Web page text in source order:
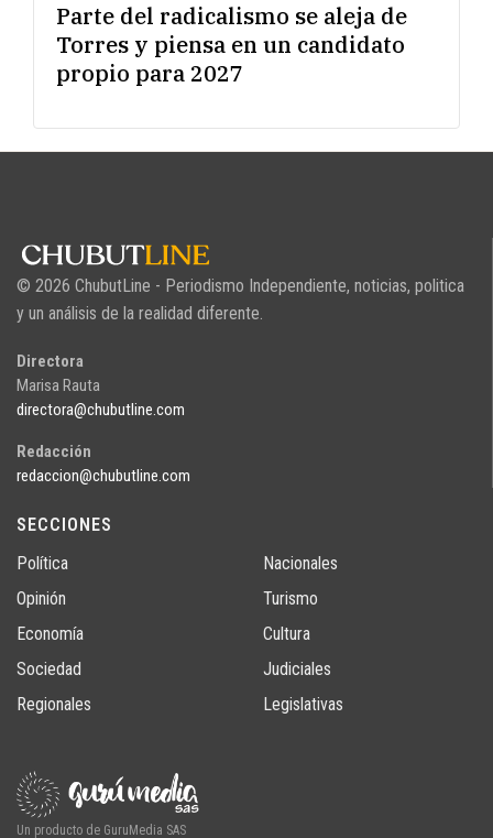
Parte del radicalismo se aleja de
Torres y piensa en un candidato
propio para 2027
© 2026 ChubutLine - Periodismo Independiente, noticias, politica
y un análisis de la realidad diferente.
Directora
Marisa Rauta
directora@chubutline.com
Redacción
redaccion@chubutline.com
SECCIONES
Política
Opinión
Economía
Sociedad
Regionales
Nacionales
Turismo
Cultura
Judiciales
Legislativas
Un producto de GuruMedia SAS